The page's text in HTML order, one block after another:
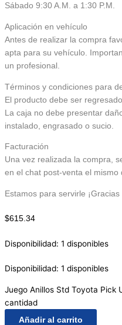
Sábado 9:30 A.M. a 1:30 P.M.
Aplicación en vehículo
Antes de realizar la compra
apta para su vehículo.
un profesional.
Términos y condiciones para
El producto debe ser
La caja no debe presentar
instalado, engrasado o sucio.
Facturación
Una vez realizada la compra,
en el chat post-venta el mismo
Estamos para servirle
$615.34
Disponibilidad: 1 disponibles
Disponibilidad: 1 disponibles
Juego Anillos Std Toyota Pick
cantidad
Añadir al carrito